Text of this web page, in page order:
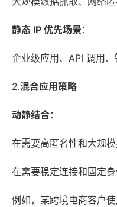
静态 IP 优先场景 ：
企业级应用、API 调用、
2.混合应用策略
动静结合：
在需要高匿名性和大规
在需要稳定连接和固定
例如，某跨境电商客户